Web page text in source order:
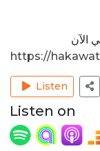
الآن
https://
Listen
Listen on